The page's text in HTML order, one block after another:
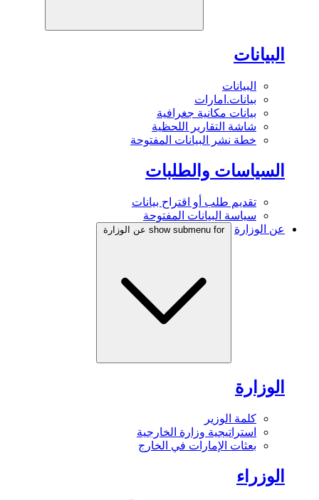
البيانات
البيانات
بيانات.امارات
بيانات مكانية جغرافية
شاشة التقارير اللحظية
خطة نشر البيانات المفتوحة
السياسات والطلبات
تقديم طلب أو اقتراح بيانات
سياسة البيانات المفتوحة
عن الوزارة
show submenu for عن الوزارة
الوزارة
كلمة الوزير
استراتيجية وزارة الخارجية
بعثات الإمارات في الخارج
الوزراء